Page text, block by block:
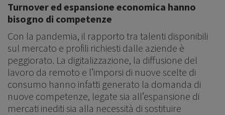
Turnover ed espansione economica hanno
bisogno di competenze
Con la pandemia, il rapporto tra talenti disponibili
sul mercato e profili richiesti dalle aziende è
peggiorato. La digitalizzazione, la diffusione del
lavoro da remoto e l’imporsi di nuove scelte di
consumo hanno infatti generato la domanda di
nuove competenze, legate sia all’espansione di
mercati inediti sia alla necessità di sostituire